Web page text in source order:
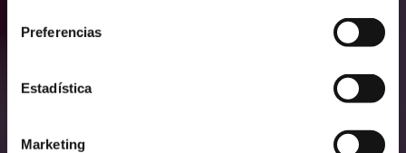
Preferencias
Estadística
Marketing